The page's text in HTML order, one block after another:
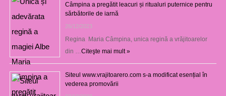
Câmpina a pregătit leacuri și ritualuri puternice pentru
sărbătorile de iarnă
26/12/2023
Regina Maria Câmpina, unica regină a vrăjitoarelor
din …Citeşte mai mult »
Siteul www.vrajitoarero.com s-a modificat esențial în
vederea promovării